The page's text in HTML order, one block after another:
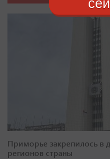
Приморье закрепилось в
регионов страны